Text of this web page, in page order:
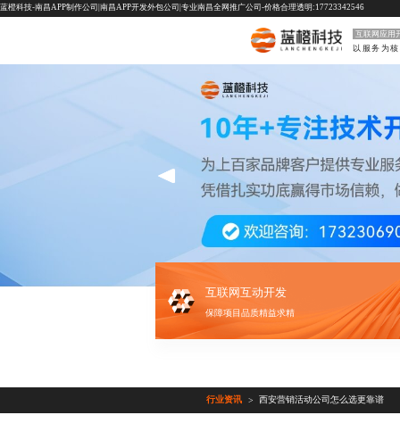
蓝橙科技-南昌APP制作公司|南昌APP开发外包公司|专业南昌全网推广公司-价格合理透明:17723342546
互联网应用
以服务为
互联网互动开发
保障项目品质精益求精
行业资讯 > 西安营销活动公司怎么选更靠谱